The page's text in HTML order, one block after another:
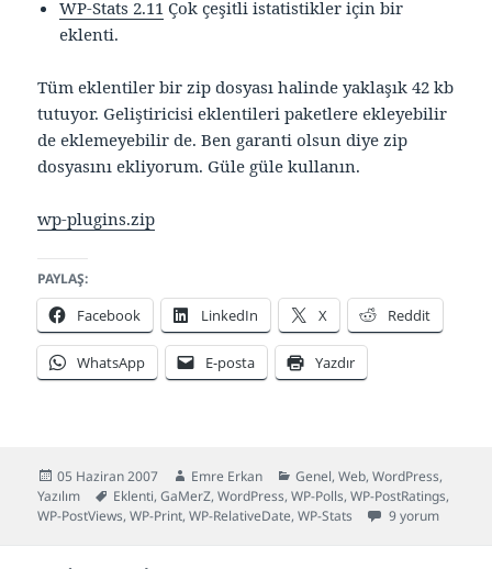
WP-Stats 2.11 Çok çeşitli istatistikler için bir
eklenti.
Tüm eklentiler bir zip dosyası halinde yaklaşık 42 kb
tutuyor. Geliştiricisi eklentileri paketlere ekleyebilir
de eklemeyebilir de. Ben garanti olsun diye zip
dosyasını ekliyorum. Güle güle kullanın.
wp-plugins.zip
PAYLAŞ:
Facebook LinkedIn X Reddit
WhatsApp E-posta Yazdır
Yayın
tarihi
05 Haziran 2007 Yazar
Emre Erkan Kategoriler
Genel,Web,WordPress,
Yazılım
Etiketler
Eklenti,GaMerZ,WordPress,WP-Polls,WP-PostRatings,
WP-PostViews,WP-Print,WP-RelativeDate,WP-Stats WordPress
9 yorum